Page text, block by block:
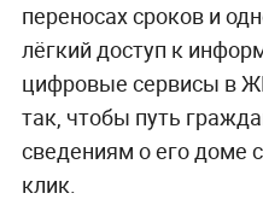
переносах сроков и
лёгкий доступ к
цифровые сервисы в
так, чтобы путь
сведениям о его доме
клик.